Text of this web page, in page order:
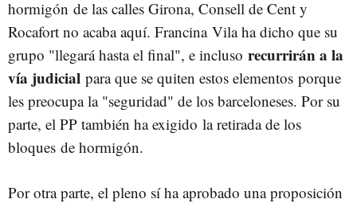
hormigón de las calles Girona, Consell de Cent y
Rocafort no acaba aquí. Francina Vila ha dicho que su
grupo "llegará hasta el final", e incluso recurrirán a la
vía judicial para que se quiten estos elementos porque
les preocupa la "seguridad" de los barceloneses. Por su
parte, el PP también ha exigido la retirada de los
bloques de hormigón.
Por otra parte, el pleno sí ha aprobado una proposición